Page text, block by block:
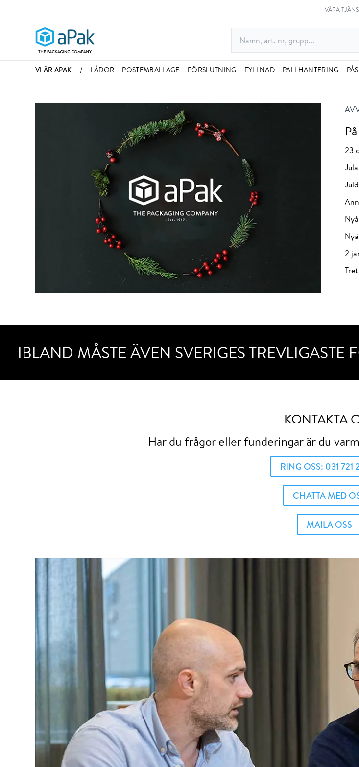
VÅRA
VI ÄR APAK / LÅDOR POSTEMBALLAGE FÖRSLUTNING FYLLNAD PALLHANTERING
23
2
IBLAND MÅSTE ÄVEN SVERIGES TREVLIGASTE
KONTAKTA
Har du frågor eller funderingar är du
RING OSS: 031 721
CHATTA MED
MAILA OSS